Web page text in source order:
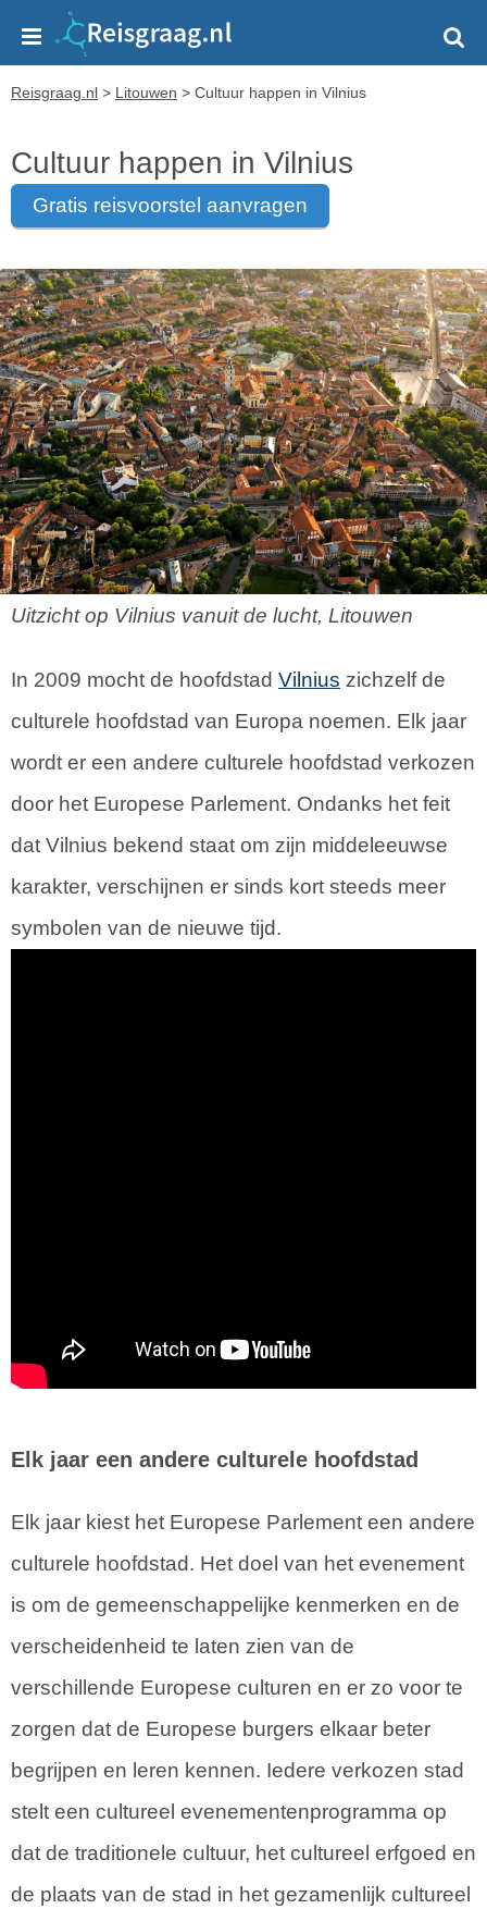
Reisgraag.nl > Litouwen > Cultuur happen in Vilnius
Cultuur happen in Vilnius
gratis reisvoorstel aanvragen
Uitzicht op Vilnius vanuit de lucht, Litouwen
In 2009 mocht de hoofdstad Vilnius zichzelf de
culturele hoofdstad van Europa noemen. Elk jaar
wordt er een andere culturele hoofdstad verkozen
door het Europese Parlement. Ondanks het feit
dat Vilnius bekend staat om zijn middeleeuwse
karakter, verschijnen er sinds kort steeds meer
symbolen van de nieuwe tijd.
Elk jaar een andere culturele hoofdstad
Elk jaar kiest het Europese Parlement een andere
culturele hoofdstad. Het doel van het evenement
is om de gemeenschappelijke kenmerken en de
verscheidenheid te laten zien van de
verschillende Europese culturen en er zo voor te
zorgen dat de Europese burgers elkaar beter
begrijpen en leren kennen. Iedere verkozen stad
stelt een cultureel evenementenprogramma op
dat de traditionele cultuur, het cultureel erfgoed en
de plaats van de stad in het gezamenlijk cultureel